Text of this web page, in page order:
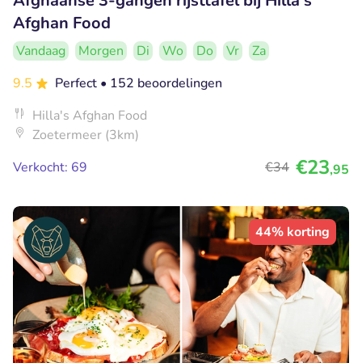
Afghan Food
Vandaag Morgen Di Wo Do Vr
Za
9.5
Perfect • 152 beoordelingen
Hilla's Afghan Food
Zoetermeer (3km)
Verkocht: 69
€34 €23,95
44% korting